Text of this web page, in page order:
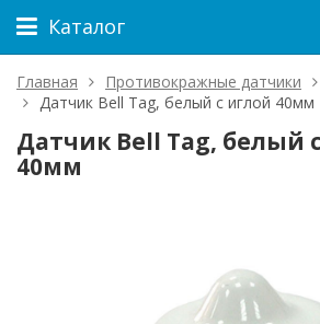
Каталог
Главная Противокражные датчики
Датчик Bell Tag, белый с иглой 40мм
Датчик Bell Tag, белый
40мм